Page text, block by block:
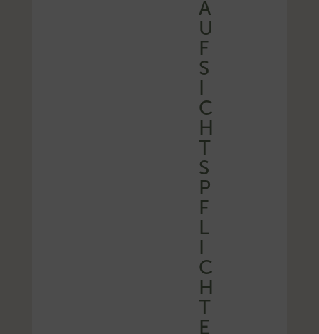
A
U
F
S
I
C
H
T
S
P
F
L
I
C
H
T
E